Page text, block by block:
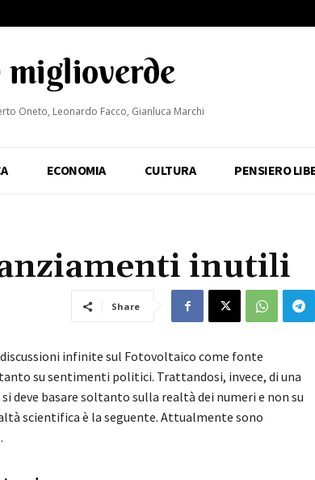
Oneto, Leonardo Facco, Gianluca Marchi
ECONOMIA CULTURA PENSIERO
inutili
Share
discussioni infinite sul Fotovoltaico come fonte
su sentimenti politici. Trattandosi, invece, di una
deve basare soltanto sulla realtà dei numeri e non su
scientifica è la seguente. Attualmente sono